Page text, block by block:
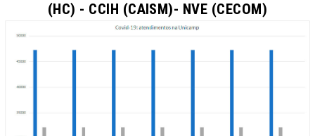
(HC) - CCIH (CAISM)- NVE (CECOM)